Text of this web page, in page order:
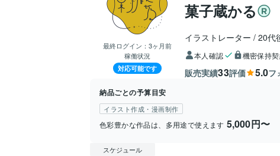
最終ログイン： 3ヶ月前
稼働状況
対応可能です
菓子蔵かる
イラストレーター 20代
本人確認 機密保持
販売実績33評価 5.0フ
納品ごとの予算目安
イラスト作成・漫画制作
色彩豊かな作品は、多用途で使えます 5,000円〜
スケジュール